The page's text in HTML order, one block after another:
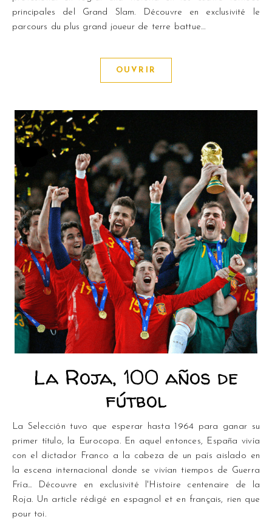
principales del Grand Slam. Découvre en exclusivité le
parcours du plus grand joueur de terre battue…
OUVRIR
La Roja, 100 años de
fútbol
La Selección tuvo que esperar hasta 1964 para ganar su
primer título, la Eurocopa. En aquel entonces, España vivía
con el dictador Franco a la cabeza de un país aislado en
la escena internacional donde se vivían tiempos de Guerra
Fría... Découvre en exclusivité l'Histoire centenaire de la
Roja. Un article rédigé en espagnol et en français, rien que
pour toi.